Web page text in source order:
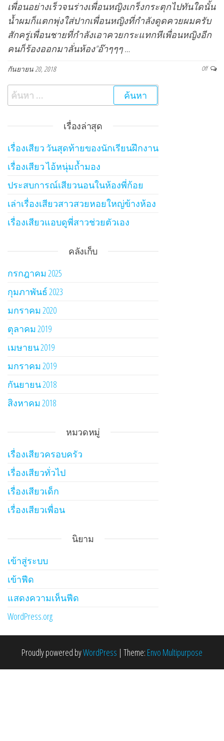
เพื่อนอย่างเร็วจนร่างเพื่อนหญิงเกร็งกระตุกไปทันใดนั้น
น้ำผมก็แตกพุ่งใส่ปากเพื่อนหญิงที่กำลังดูดควยผมครับ
สักครู่เพื่อนชายที่กำลังเอาควยกระแทกหีเพื่อนหญิงอีก
คนก็ร้องออกมาลั่นห้อง”อ๊าๆๆๆ …
กันยายน 20, 2018 Off
ค้นหาสำหรับ:
เรื่องล่าสุด
เรื่องเสียว วันสุดท้ายของนักเรียนฝึกงาน
เรื่องเสียว ไอ้หนุ่มถ้ำมอง
ประสบการณ์เสียวนอนในห้องพี่ก้อย
เล่าเรื่องเสียวสาวสวยหอยใหญ่ข้างห้อง
เรื่องเสียวแอบดูพี่สาวช่วยตัวเอง
คลังเก็บ
กรกฎาคม 2025
กุมภาพันธ์ 2023
มกราคม 2020
ตุลาคม 2019
เมษายน 2019
มกราคม 2019
กันยายน 2018
สิงหาคม 2018
หมวดหมู่
เรื่องเสียวครอบครัว
เรื่องเสียวทั่วไป
เรื่องเสียวเด็ก
เรื่องเสียวเพื่อน
นิยาม
เข้าสู่ระบบ
เข้าฟีด
แสดงความเห็นฟีด
WordPress.org
Proudly powered byWordPress | Theme: Envo Multipurpose